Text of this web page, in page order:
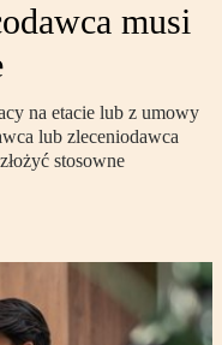
musi
na etacie lub z umowy
lub zleceniodawca
stosowne